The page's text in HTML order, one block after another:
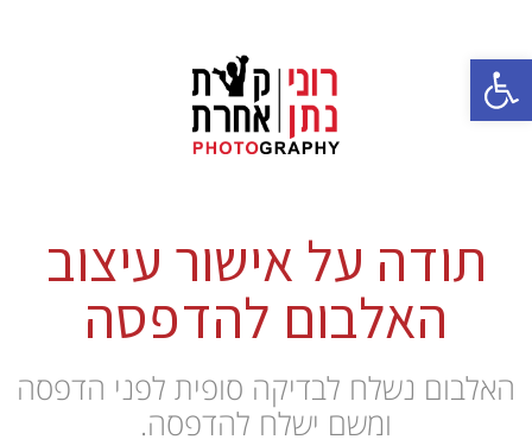
פתח סרגל נגישות
תודה על אישור עיצוב
האלבום להדפסה
האלבום נשלח לבדיקה סופית לפני הדפסה
ומשם ישלח להדפסה.